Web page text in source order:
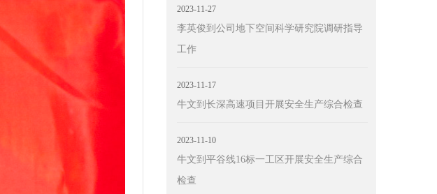
2023-11-27
李英俊到公司地下空间科学研究院调研指导
工作
2023-11-17
牛文到长深高速项目开展安全生产综合检查
2023-11-10
牛文到平谷线16标一工区开展安全生产综合
检查